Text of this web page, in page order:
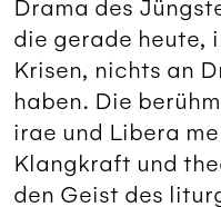
Drama des
die gerade heute,
Krisen, nichts an
haben. Die
irae und Libera
Klangkraft und
den Geist des